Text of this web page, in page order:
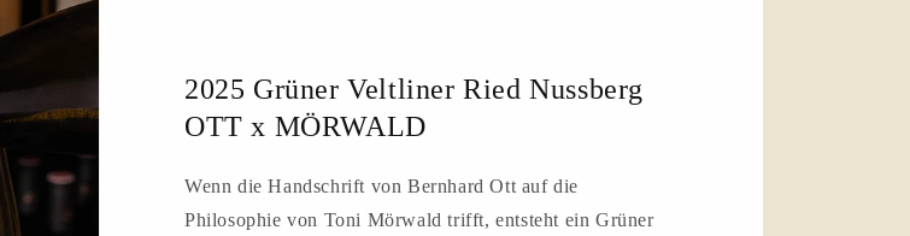
2025 Grüner Veltliner Ried Nussberg
OTT x MÖRWALD
Wenn die Handschrift von Bernhard Ott auf die
Philosophie von Toni Mörwald trifft, entsteht ein Grüner